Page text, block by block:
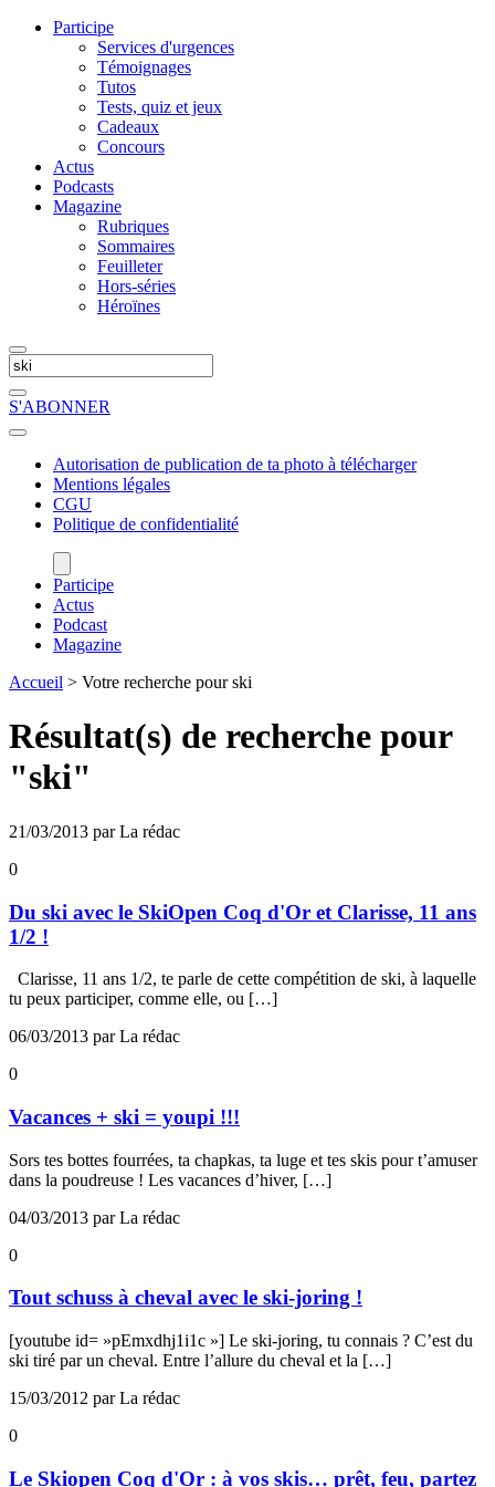
Participe
Services d'urgences
Témoignages
Tutos
Tests, quiz et jeux
Cadeaux
Concours
Actus
Podcasts
Magazine
Rubriques
Sommaires
Feuilleter
Hors-séries
Héroïnes
S'ABONNER
Autorisation de publication de ta photo à télécharger
Mentions légales
CGU
Politique de confidentialité
Participe
Actus
Podcast
Magazine
Accueil > Votre recherche pour ski
Résultat(s) de recherche pour
"ski"
21/03/2013 par La rédac
0
Du ski avec le SkiOpen Coq d'Or et Clarisse, 11 ans
1/2 !
Clarisse, 11 ans 1/2, te parle de cette compétition de ski, à laquelle
tu peux participer, comme elle, ou […]
06/03/2013 par La rédac
0
Vacances + ski = youpi !!!
Sors tes bottes fourrées, ta chapkas, ta luge et tes skis pour t’amuser
dans la poudreuse ! Les vacances d’hiver, […]
04/03/2013 par La rédac
0
Tout schuss à cheval avec le ski-joring !
[youtube id= »pEmxdhj1i1c »] Le ski-joring, tu connais ? C’est du
ski tiré par un cheval. Entre l’allure du cheval et la […]
15/03/2012 par La rédac
0
Le Skiopen Coq d'Or : à vos skis… prêt, feu, partez